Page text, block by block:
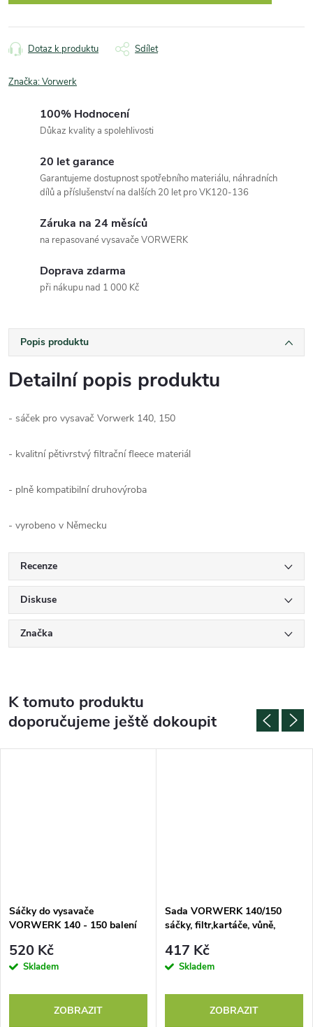
Dotaz k produktu Sdílet
Značka:Vorwerk
100% Hodnocení
Důkaz kvality a spolehlivosti
20 let garance
Garantujeme dostupnost spotřebního materiálu, náhradních
dílů a příslušenství na dalších 20 let pro VK120-136
Záruka na 24 měsíců
na repasované vysavače VORWERK
Doprava zdarma
při nákupu nad 1 000 Kč
Popis produktu
Detailní popis produktu
- sáček pro vysavač Vorwerk 140, 150
- kvalitní pětivrstvý filtrační fleece materiál
- plně kompatibilní druhovýroba
- vyrobeno v Německu
Recenze
Diskuse
Značka
K tomuto produktu
doporučujeme ještě dokoupit
Sáčky do vysavače
VORWERK 140 - 150 balení
520 Kč
Skladem
ZOBRAZIT
Sada VORWERK 140/150
sáčky, filtr,kartáče, vůně,
417 Kč
Skladem
ZOBRAZIT